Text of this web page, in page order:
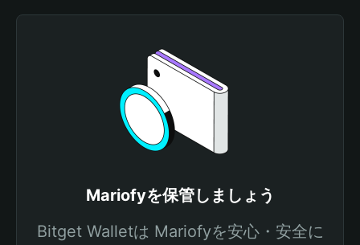
Mariofyを保管しましょう
Bitget Walletは Mariofyを安心・安全に